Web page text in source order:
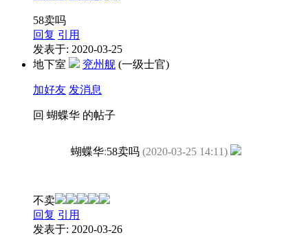
58卖吗
回复 引用
发表于: 2020-03-25
地下室
兖州舰 (一级士官)
加好友 发消息
回 蝴蝶华 的帖子
蝴蝶华:58卖吗 (2020-03-25 14:11)
不卖
回复 引用
发表于: 2020-03-26